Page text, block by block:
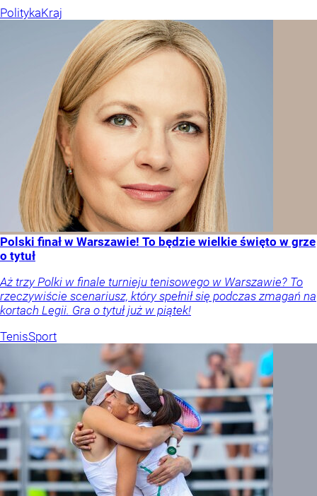
PolitykaKraj
Polski finał w Warszawie! To będzie wielkie święto w grze
o tytuł
Aż trzy Polki w finale turnieju tenisowego w Warszawie? To
rzeczywiście scenariusz, który spełnił się podczas zmagań na
kortach Legii. Gra o tytuł już w piątek!
TenisSport